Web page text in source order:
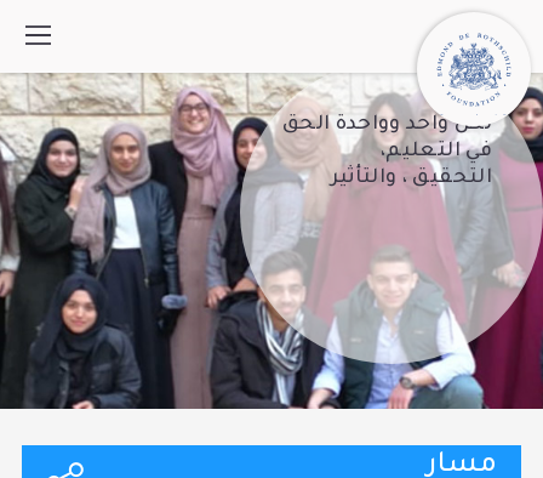
برامج
ما الجديد
اتصل
لكل واحد وواحدة الحق
في التعليم،
التحقيق ، والتأثير
مسار